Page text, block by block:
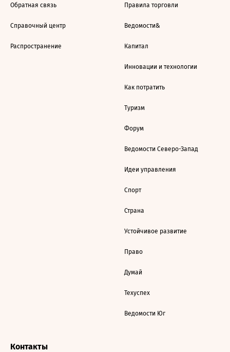
Обратная связь
Справочный центр
Распространение
Правила торговли
Ведомости&
Капитал
Инновации и технологии
Как потратить
Туризм
Форум
Ведомости Северо-Запад
Идеи управления
Спорт
Страна
Устойчивое развитие
Право
Думай
Техуспех
Ведомости Юг
Контакты